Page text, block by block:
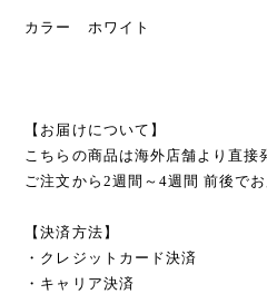
カラー ホワイト
【お届けについて】
こちらの商品は海外店舗より直接
ご注文から2週間～4週間 前後でお
【決済方法】
・クレジットカード決済
・キャリア決済